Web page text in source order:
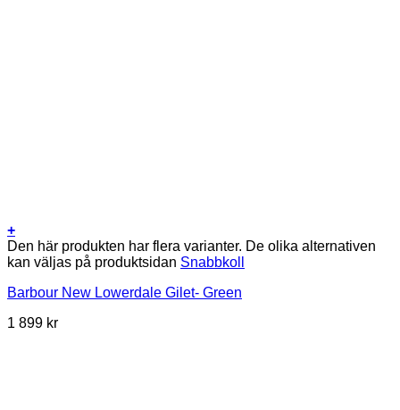
+
Den här produkten har flera varianter. De olika alternativen
kan väljas på produktsidan Snabbkoll
Barbour New Lowerdale Gilet- Green
1 899 kr